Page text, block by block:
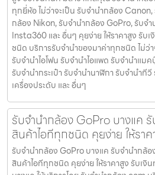
ทุกยี่ห้อ ไม่ว่าจะเป็น รับจำนำกล้อง
กล้อง Nikon, รับจำนำกล้อง GoPro, รับจ
Insta360 และ อื่นๆ คุยง่าย ให้ราคาสูง รับ
ชนิด บริการรับจำนำของมาค่าทุกชนิด ไม่ว่
รับจํานําไอโฟน รับจํานําไอแพด รับจํานําแ
รับจํานํากระเป๋า รับจํานํานาฬิกา รับจํานําที
เครื่องประดับ และ อื่นๆ
รับจำนำกล้อง GoPro บางแค
สินค้าไอทีทุกชนิด คุยง่าย ให้รา
รับจำนำกล้อง GoPro บางแค รับจํานํากล้
สินค้าไอทีทุกชนิด คุยง่าย ให้ราคาสูง รับเ